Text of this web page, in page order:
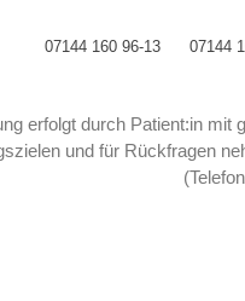
07144 160 96-13 07144
erfolgt durch Patient:in
und für Rückfragen